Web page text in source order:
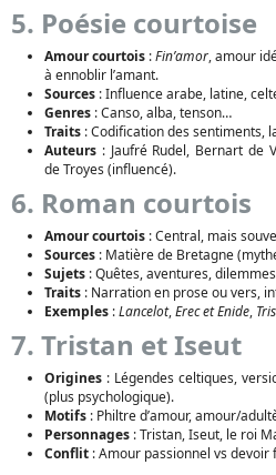
5. Poésie courtoise
Amour courtois :Fin’amor, amour
à ennoblir l’amant.
Sources : Influence arabe, latine,
Genres : Canso, alba, tenson…
Traits : Codification des sentiments,
Auteurs : Jaufré Rudel, Bernart de
de Troyes (influencé).
6. Roman courtois
Amour courtois : Central, mais
Sources : Matière de Bretagne
Sujets : Quêtes, aventures,
Traits : Narration en prose ou vers,
Exemples :Lancelot,Erec et Enide,
7. Tristan et Iseut
Origines : Légendes celtiques,
(plus psychologique).
Motifs : Philtre d’amour, amour/
Personnages : Tristan, Iseut, le roi
Conflit : Amour passionnel vs devoir